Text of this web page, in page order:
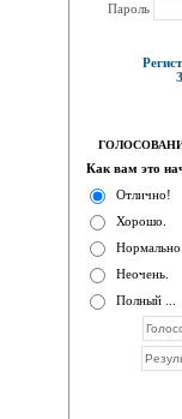
Пароль
Как вам это
Отлично!
Хорошо.
Нормально.
Неочень.
Полный ...